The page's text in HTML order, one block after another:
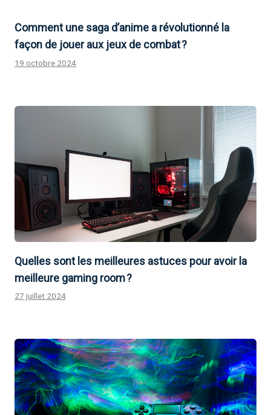
Comment une saga d’anime a révolutionné la
façon de jouer aux jeux de combat ?
19 octobre 2024
Quelles sont les meilleures astuces pour avoir la
meilleure gaming room ?
27 juillet 2024